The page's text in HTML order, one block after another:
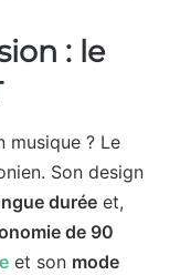
: le
musique ? Le
Son design
durée et,
de 90
et son mode